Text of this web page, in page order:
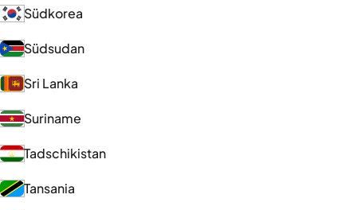
Südkorea
Südsudan
Sri Lanka
Suriname
Tadschikistan
Tansania